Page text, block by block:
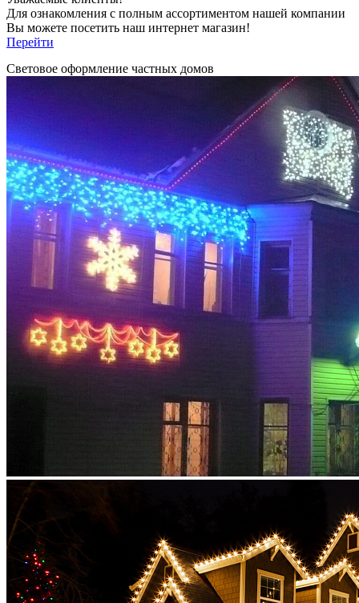
Для ознакомления с полным ассортиментом нашей компании
Вы можете посетить наш интернет магазин!
Перейти
Световое оформление частных домов